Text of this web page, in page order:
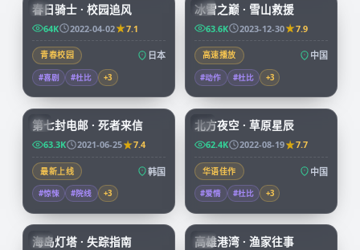
JP
春日骑士 · 校园追风
64K 2022-04-02 7.1
青春校园 日本
#喜剧 #杜比 +3
CN
冰雪之巅 · 雪山救援
63.6K 2023-12-30 7.9
高速播放 中国
#动作 #杜比 +3
KR
99:14
第七封电邮 · 死者来信
63.3K 2021-06-25 7.4
最新上线 韩国
#惊悚 #院线 +3
CN
99:01
北方夜空 · 草原星辰
62.4K 2022-08-19 7.7
华语佳作 中国
#爱情 #杜比 +3
CN
海岛灯塔 · 失踪指南 TW
高雄港湾 · 渔家往事